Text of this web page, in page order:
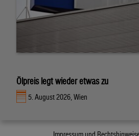
Ölpreis legt wieder etwas zu
5. August 2026, Wien
Impressum und